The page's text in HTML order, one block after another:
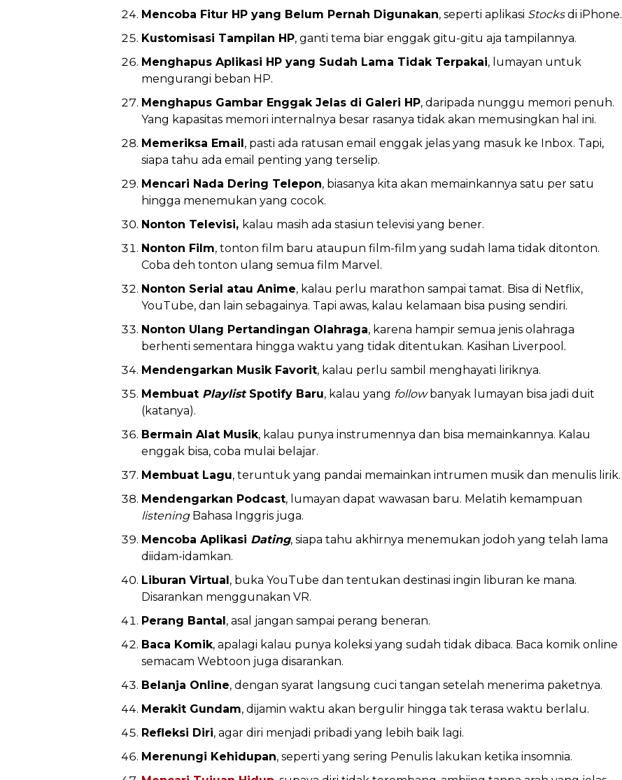
Mencoba Fitur HP yang Belum Pernah Digunakan, seperti aplikasi Stocksdi iPhone.
Kustomisasi Tampilan HP, ganti tema biar enggak gitu-gitu aja tampilannya.
Menghapus Aplikasi HP yang Sudah Lama Tidak Terpakai, lumayan untuk
mengurangi beban HP.
Menghapus Gambar Enggak Jelas di Galeri HP, daripada nunggu memori penuh.
Yang kapasitas memori internalnya besar rasanya tidak akan memusingkan hal ini.
Memeriksa Email, pasti ada ratusan email enggak jelas yang masuk ke Inbox. Tapi,
siapa tahu ada email penting yang terselip.
Mencari Nada Dering Telepon, biasanya kita akan memainkannya satu per satu
hingga menemukan yang cocok.
Nonton Televisi, kalau masih ada stasiun televisi yang bener.
Nonton Film, tonton film baru ataupun film-film yang sudah lama tidak ditonton.
Coba deh tonton ulang semua film Marvel.
Nonton Serial atau Anime, kalau perlu marathon sampai tamat. Bisa di Netflix,
YouTube, dan lain sebagainya. Tapi awas, kalau kelamaan bisa pusing sendiri.
Nonton Ulang Pertandingan Olahraga, karena hampir semua jenis olahraga
berhenti sementara hingga waktu yang tidak ditentukan. Kasihan Liverpool.
Mendengarkan Musik Favorit, kalau perlu sambil menghayati liriknya.
Membuat Playlist Spotify Baru, kalau yang followbanyak lumayan bisa jadi duit
(katanya).
Bermain Alat Musik, kalau punya instrumennya dan bisa memainkannya. Kalau
enggak bisa, coba mulai belajar.
Membuat Lagu, teruntuk yang pandai memainkan intrumen musik dan menulis lirik.
Mendengarkan Podcast, lumayan dapat wawasan baru. Melatih kemampuan
listening Bahasa Inggris juga.
Mencoba Aplikasi Dating, siapa tahu akhirnya menemukan jodoh yang telah lama
diidam-idamkan.
Liburan Virtual, buka YouTube dan tentukan destinasi ingin liburan ke mana.
Disarankan menggunakan VR.
Perang Bantal, asal jangan sampai perang beneran.
Baca Komik, apalagi kalau punya koleksi yang sudah tidak dibaca. Baca komik online
semacam Webtoon juga disarankan.
Belanja Online, dengan syarat langsung cuci tangan setelah menerima paketnya.
Merakit Gundam, dijamin waktu akan bergulir hingga tak terasa waktu berlalu.
Refleksi Diri, agar diri menjadi pribadi yang lebih baik lagi.
Merenungi Kehidupan, seperti yang sering Penulis lakukan ketika insomnia.